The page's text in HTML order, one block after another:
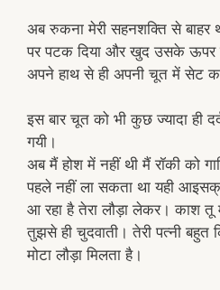
अब रुकना मेरी सहनशक्ति से
पर पटक दिया और खुद उसके ऊपर
अपने हाथ से ही अपनी चूत में सेट
इस बार चूत को भी कुछ ज्यादा ही
गयी।
अब मैं होश में नहीं थी मैं रॉकी को
पहले नहीं ला सकता था यही
आ रहा है तेरा लौड़ा लेकर। काश तू
तुझसे ही चुदवाती। तेरी पत्नी बहुत
मोटा लौड़ा मिलता है।